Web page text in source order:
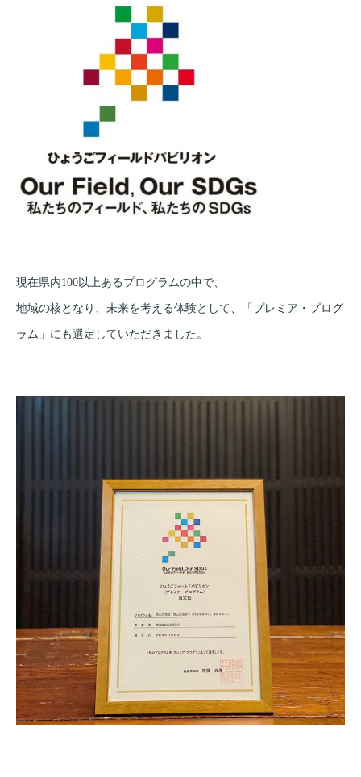
現在県内100以上あるプログラムの中で、
地域の核となり、未来を考える体験として、「プレミア・プログ
ラム」にも選定していただきました。